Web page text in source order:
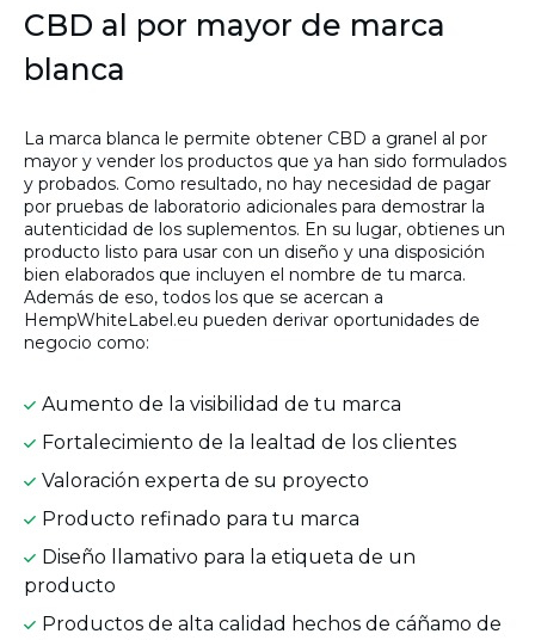
CBD al por mayor de marca
blanca
La marca blanca le permite obtener CBD a granel al por
mayor y vender los productos que ya han sido formulados
y probados. Como resultado, no hay necesidad de pagar
por pruebas de laboratorio adicionales para demostrar la
autenticidad de los suplementos. En su lugar, obtienes un
producto listo para usar con un diseño y una disposición
bien elaborados que incluyen el nombre de tu marca.
Además de eso, todos los que se acercan a
HempWhiteLabel.eu pueden derivar oportunidades de
negocio como:
Aumento de la visibilidad de tu marca
Fortalecimiento de la lealtad de los clientes
Valoración experta de su proyecto
Producto refinado para tu marca
Diseño llamativo para la etiqueta de un
producto
Productos de alta calidad hechos de cáñamo de